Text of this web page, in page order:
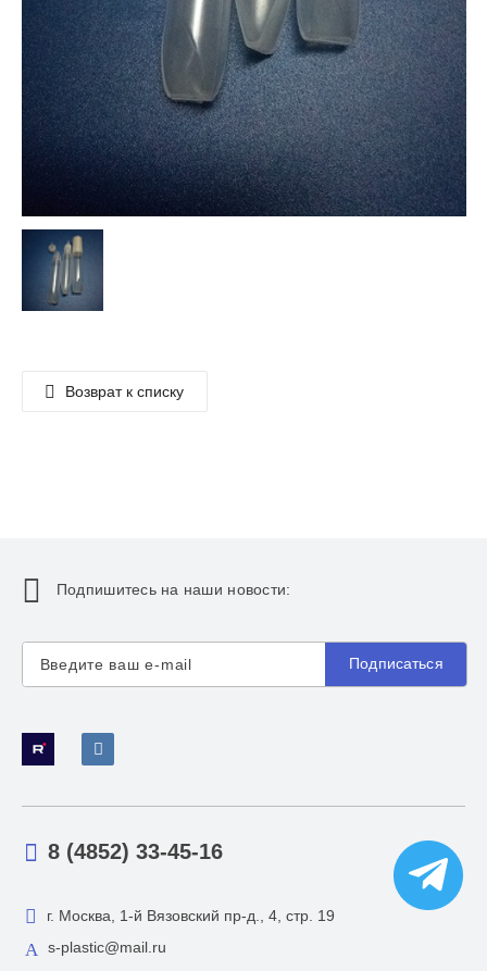
Возврат к списку
Подпишитесь на наши новости:
Подписаться
8 (4852) 33-45-16
г. Москва, 1-й Вязовский пр-д., 4, стр. 19
s-plastic@mail.ru